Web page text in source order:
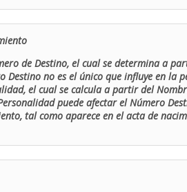
de Destino, el cual se determina a
Destino no es el único que influye en la
el cual se calcula a partir del
puede afectar el Número
tal como aparece en el acta de